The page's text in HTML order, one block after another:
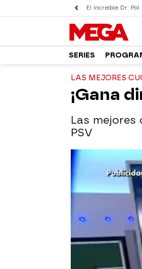
El increíble Dr. Pol
SERIES
LAS MEJORES
¡Gana
Las mejores
PSV